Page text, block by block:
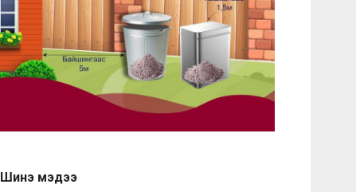
Шинэ мэдээ